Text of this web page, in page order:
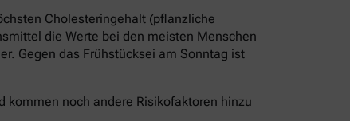
Cholesteringehalt (pflanzliche
die Werte bei den meisten Menschen
Gegen das Frühstücksei am Sonntag ist
kommen noch andere Risikofaktoren hinzu